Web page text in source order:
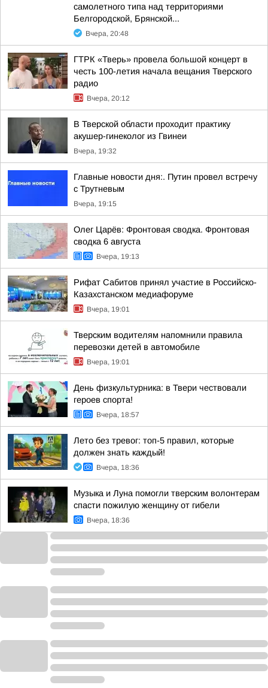
самолетного типа над территориями
Белгородской, Брянской...
Вчера, 20:48
ГТРК «Тверь» провела большой концерт в
честь 100-летия начала вещания Тверского
радио
Вчера, 20:12
В Тверской области проходит практику
акушер-гинеколог из Гвинеи
Вчера, 19:32
Главные новости дня:. Путин провел встречу
с Трутневым
Вчера, 19:15
Олег Царёв: Фронтовая сводка. Фронтовая
сводка 6 августа
Вчера, 19:13
Рифат Сабитов принял участие в Российско-
Казахстанском медиафоруме
Вчера, 19:01
Тверским водителям напомнили правила
перевозки детей в автомобиле
Вчера, 19:01
День физкультурника: в Твери чествовали
героев спорта!
Вчера, 18:57
Лето без тревог: топ-5 правил, которые
должен знать каждый!
Вчера, 18:36
Музыка и Луна помогли тверским волонтерам
спасти пожилую женщину от гибели
Вчера, 18:36